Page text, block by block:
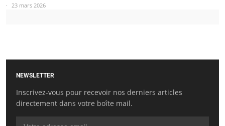
23 mars 2026
NEWSLETTER
Inscrivez-vous pour recevoir nos derniers articles
directement dans votre boîte mail.